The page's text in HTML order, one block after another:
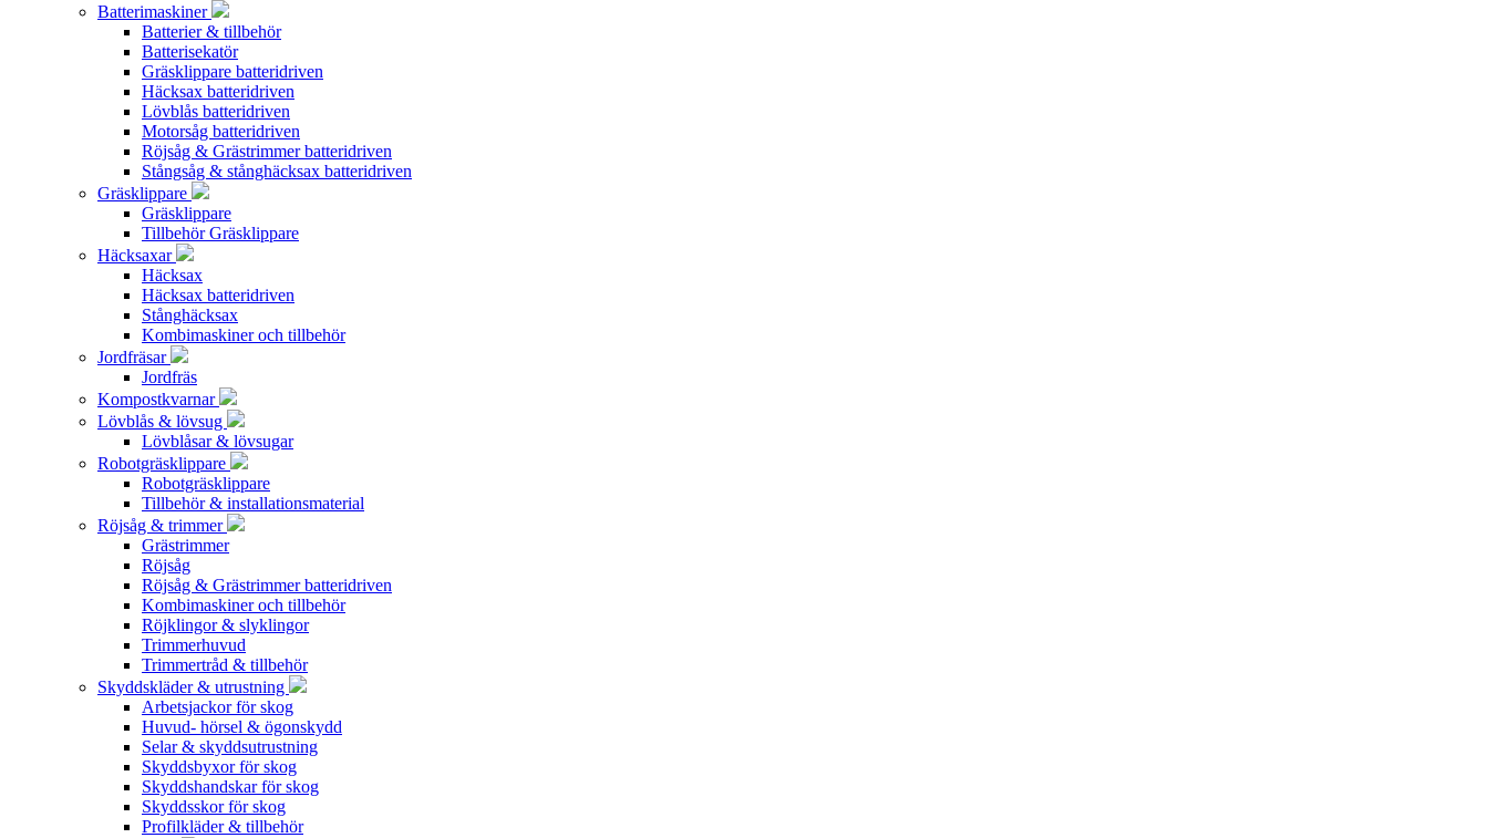
Batterimaskiner
Batterier & tillbehör
Batterisekatör
Gräsklippare batteridriven
Häcksax batteridriven
Lövblås batteridriven
Motorsåg batteridriven
Röjsåg & Grästrimmer batteridriven
Stångsåg & stånghäcksax batteridriven
Gräsklippare
Gräsklippare
Tillbehör Gräsklippare
Häcksaxar
Häcksax
Häcksax batteridriven
Stånghäcksax
Kombimaskiner och tillbehör
Jordfräsar
Jordfräs
Kompostkvarnar
Lövblås & lövsug
Lövblåsar & lövsugar
Robotgräsklippare
Robotgräsklippare
Tillbehör & installationsmaterial
Röjsåg & trimmer
Grästrimmer
Röjsåg
Röjsåg & Grästrimmer batteridriven
Kombimaskiner och tillbehör
Röjklingor & slyklingor
Trimmerhuvud
Trimmertråd & tillbehör
Skyddskläder & utrustning
Arbetsjackor för skog
Huvud- hörsel & ögonskydd
Selar & skyddsutrustning
Skyddsbyxor för skog
Skyddshandskar för skog
Skyddsskor för skog
Profilkläder & tillbehör